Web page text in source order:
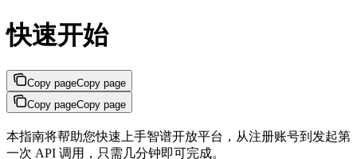
快速开始
Copy pageCopy page
Copy pageCopy page
本指南将帮助您快速上手智谱开放平台，从注册账号到发起第
一次 API 调用，只需几分钟即可完成。